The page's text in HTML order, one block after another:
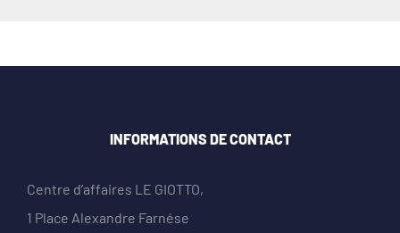
INFORMATIONS DE CONTACT
Centre d’affaires LE GIOTTO,
1 Place Alexandre Farnése